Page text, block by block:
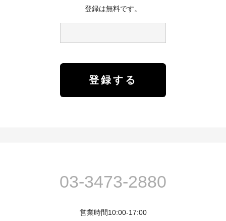
登録は無料です。
03-3473-2880
営業時間10:00-17:00